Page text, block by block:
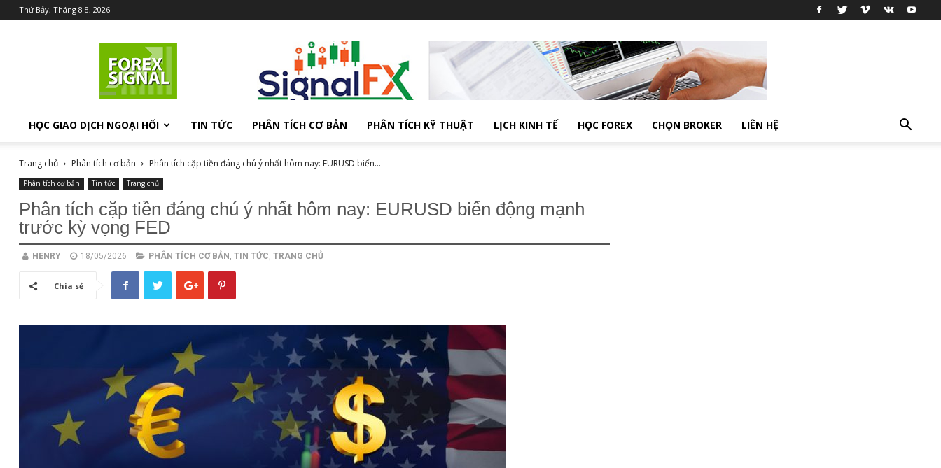
Thứ Bảy, Tháng 8 8, 2026
HỌC GIAO DỊCH NGOẠI HỐI
TIN TỨC PHÂN TÍCH CƠ BẢN PHÂN TÍCH KỸ THUẬT LỊCH KINH TẾ HỌC FOREX CHỌN BROKER LIÊN HỆ
Trang chủ Phân tích cơ bản Phân tích cặp tiền đáng chú ý nhất hôm nay: EURUSD biến...
Phân tích cơ bản Tin tức Trang chủ
Phân tích cặp tiền đáng chú ý nhất hôm nay: EURUSD biến động mạnh
trước kỳ vọng FED
HENRY 18/05/2026 PHÂN TÍCH CƠ BẢN , TIN TỨC, TRANG CHỦ
Chia sẻ